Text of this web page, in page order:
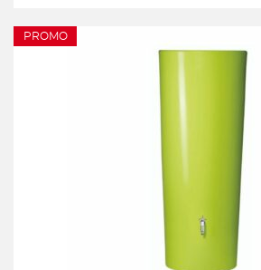
PROMO